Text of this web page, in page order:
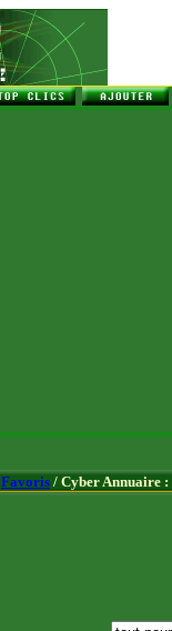
Favoris / Cyber Annuaire :